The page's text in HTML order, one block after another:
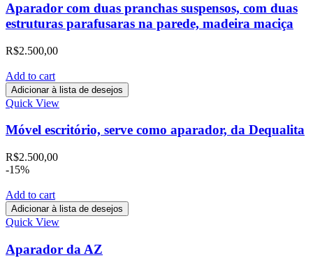
Aparador com duas pranchas suspensos, com duas
estruturas parafusaras na parede, madeira maciça
R$2.500,00
Add to cart
Adicionar à lista de desejos
Quick View
Móvel escritório, serve como aparador, da Dequalita
R$2.500,00
-15%
Add to cart
Adicionar à lista de desejos
Quick View
Aparador da AZ